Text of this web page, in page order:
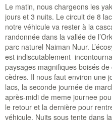
Le matin, nous chargeons les
jours et 3 nuits. Le circuit de 8
notre véhicule va rester à la
randonnée dans la vallée de
parc naturel Naiman Nuur.
est indiscutablement
paysages magnifiques boisés
cèdres. Il nous faut environ une
lacs, la seconde journée de
après-midi de meme journee
le retour et la dernière pour
véhicule. Nuits sous tente dans